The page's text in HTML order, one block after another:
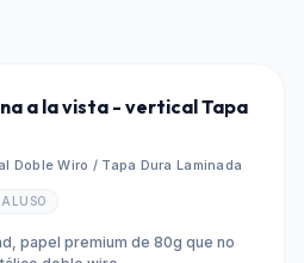
a la vista - vertical Tapa
Doble Wiro / Tapa Dura Laminada
papel premium de 80g que no